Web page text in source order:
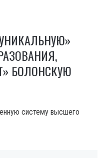
БОЛОНСКУЮ
систему высшего